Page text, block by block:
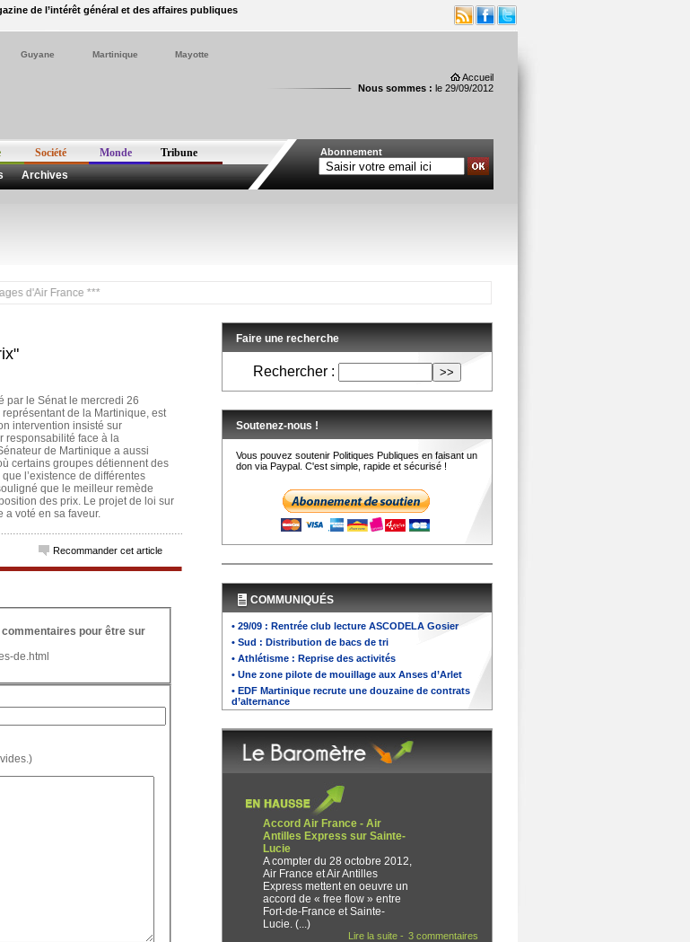
de l’intérêt général et des affaires publiques
Accueil
Nous sommes : le 29/09/2012
Guyane Martinique
Mayotte
Abonnement
Société Monde
Tribune
Archives
France ***
par le Sénat le mercredi 26
de la Martinique, est
intervention insisté sur
responsabilité face à la
de Martinique a aussi
certains groupes détiennent des
l’existence de différentes
que le meilleur remède
des prix. Le projet de loi sur
a voté en sa faveur.
Recommander cet article
pour être sur
de.html
Faire une recherche
Rechercher :
Soutenez-nous !
Vous pouvez soutenir Politiques Publiques en faisant un
don via Paypal. C'est simple, rapide et sécurisé !
COMMUNIQUÉS
• 29/09 : Rentrée club lecture ASCODELA Gosier
• Sud : Distribution de bacs de tri
• Athlétisme : Reprise des activités
• Une zone pilote de mouillage aux Anses d’Arlet
• EDF Martinique recrute une douzaine de contrats
d’alternance
Accord Air France - Air
Antilles Express sur Sainte-
Lucie
A compter du 28 octobre 2012,
Air France et Air Antilles
Express mettent en oeuvre un
accord de « free flow » entre
Fort-de-France et Sainte-
Lucie. (...)
3 commentaires
Lire la suite -